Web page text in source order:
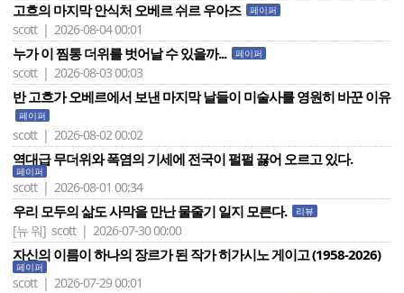
고흐의 마지막 안식처 오베르 쉬르 우아즈 페이퍼
scott | 2026-08-04 00:01
누가 이 찜통 더위를 벗어날 수 있을까... 페이퍼
scott | 2026-08-03 00:03
반 고흐가 오베르에서 보낸 마지막 날들이 미술사를 영원히 바꾼 이유
페이퍼
scott | 2026-08-02 00:02
역대급 무더위와 폭염의 기세에 전국이 펄펄 끓어 오르고 있다.
페이퍼
scott | 2026-08-01 00:34
우리 모두의 삶도 사막을 만난 물줄기 일지 모른다. 리뷰
[뉴 워] scott | 2026-07-30 00:00
자신의 이름이 하나의 장르가 된 작가 히가시노 게이고 (1958-2026)
페이퍼
scott | 2026-07-29 00:01